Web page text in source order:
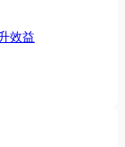
效益